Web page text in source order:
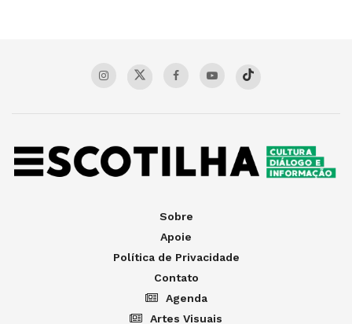
Sobre
Apoie
Política de Privacidade
Contato
Agenda
Artes Visuais